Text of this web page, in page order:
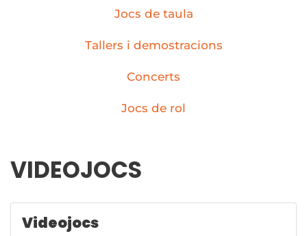
Jocs de taula
Tallers i demostracions
Concerts
Jocs de rol
VIDEOJOCS
Videojocs